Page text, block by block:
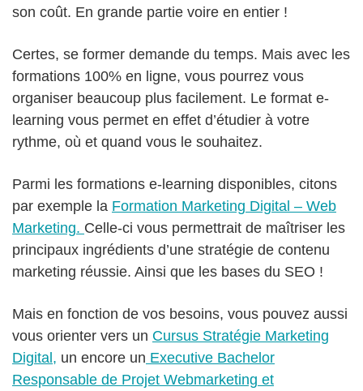
son coût. En grande partie voire en entier !
Certes, se former demande du temps. Mais avec les
formations 100% en ligne, vous pourrez vous
organiser beaucoup plus facilement. Le format e-
learning vous permet en effet d’étudier à votre
rythme, où et quand vous le souhaitez.
Parmi les formations e-learning disponibles, citons
par exemple la Formation Marketing Digital – Web
Marketing. Celle-ci vous permettrait de maîtriser les
principaux ingrédients d’une stratégie de contenu
marketing réussie. Ainsi que les bases du SEO !
Mais en fonction de vos besoins, vous pouvez aussi
vous orienter vers un Cursus Stratégie Marketing
Digital, un encore un Executive Bachelor
Responsable de Projet Webmarketing et